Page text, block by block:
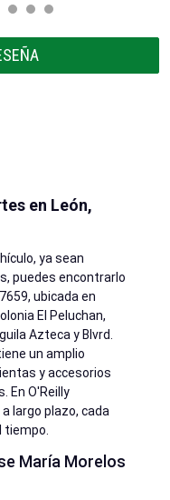
en León,
ya sean
puedes encontrarlo
ubicada en
El Peluchan,
Azteca y Blvrd.
un amplio
y accesorios
En O'Reilly
largo plazo, cada
tiempo.
María Morelos